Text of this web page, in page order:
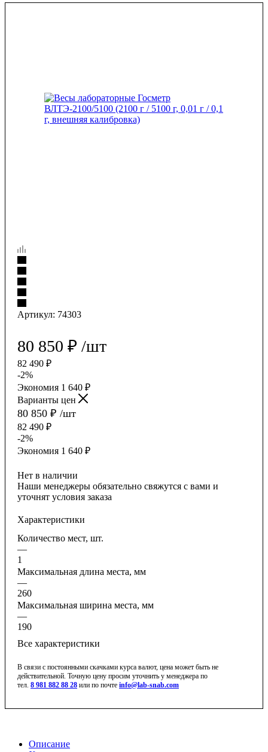
Артикул: 74303
80 850 ₽ /шт
82 490 ₽
-2%
Экономия 1 640 ₽
Варианты цен
80 850 ₽ /шт
82 490 ₽
-2%
Экономия 1 640 ₽
Нет в наличии
Наши менеджеры обязательно свяжутся с вами и
уточнят условия заказа
Характеристики
Количество мест, шт.
—
1
Максимальная длина места, мм
—
260
Максимальная ширина места, мм
—
190
Все характеристики
В связи с постоянными скачками курса валют, цена может быть не
действительной. Точную цену просим уточнить у менеджера по
тел. 8 981 882 88 28 или по почте info@lab-snab.com
Описание